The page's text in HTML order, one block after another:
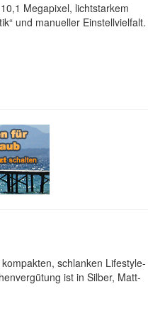
Megapixel, lichtstarkem
und manueller Einstellvielfalt.
schlanken Lifestyle-
ist in Silber, Matt-